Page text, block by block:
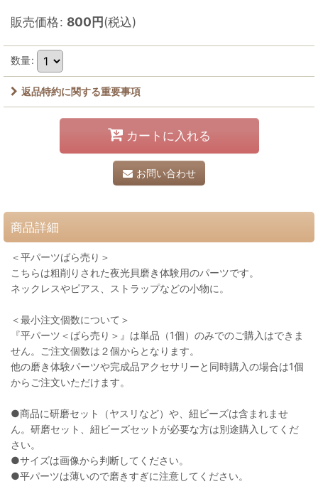
販売価格: 800円(税込)
数量:
返品特約に関する重要事項
カートに入れる
お問い合わせ
商品詳細
＜平パーツばら売り＞
こちらは粗削りされた夜光貝磨き体験用のパーツです。
ネックレスやピアス、ストラップなどの小物に。
＜最小注文個数について＞
『平パーツ＜ばら売り＞』は単品（1個）のみでのご購入はできま
せん。ご注文個数は２個からとなります。
他の磨き体験パーツや完成品アクセサリーと同時購入の場合は1個
からご注文いただけます。
●商品に研磨セット（ヤスリなど）や、紐ビーズは含まれませ
ん。研磨セット、紐ビーズセットが必要な方は別途購入してくだ
さい。
●サイズは画像から判断してください。
●平パーツは薄いので磨きすぎに注意してください。